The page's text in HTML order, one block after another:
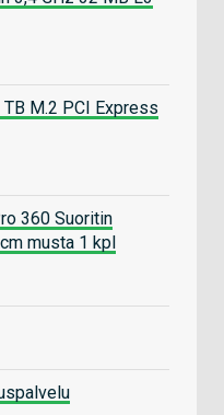
M.2 PCI Express
360 Suoritin
musta 1 kpl